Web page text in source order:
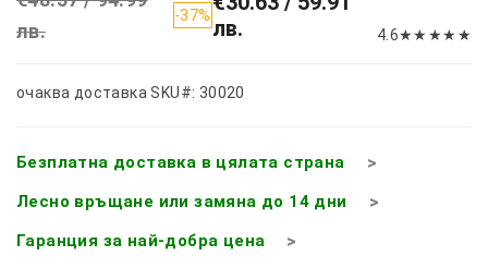
лв.
-37%лв.
4.6★★ ★★ ★
очаква доставка SKU#: 30020
Безплатна доставка в цялата страна
Лесно връщане или замяна до 14 дни
Гаранция за най-добра цена